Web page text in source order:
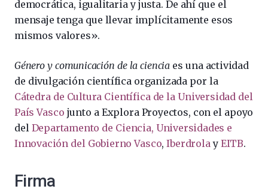
democrática, igualitaria y justa. De ahí que el
mensaje tenga que llevar implícitamente esos
mismos valores».
Género y comunicación de la ciencia es una actividad
de divulgación científica organizada por la
Cátedra de Cultura Científica de la Universidad del
País Vasco junto a Explora Proyectos, con el apoyo
del Departamento de Ciencia, Universidades e
Innovación del Gobierno Vasco,Iberdrolay EITB.
Firma